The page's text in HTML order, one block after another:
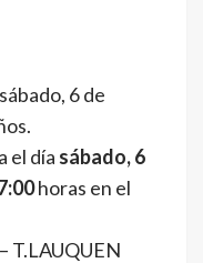
6 de
el día sábado, 6
horas en el
T.LAUQUEN